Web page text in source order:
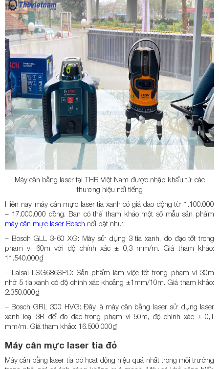
Máy cân bằng laser tại THB Việt Nam được nhập khẩu từ các
thương hiệu nổi tiếng
Hiện nay, máy cân mực laser tia xanh có giá dao động từ 1.100.000
– 17.000.000 đồng. Bạn có thể tham khảo một số mẫu sản phẩm
máy cân mực laser Bosch nổi bật như:
– Bosch GLL 3-60 XG: Máy sử dụng 3 tia xanh, đo đạc tốt trong
phạm vi 60m với độ chính xác ± 0,3 mm/m. Giá tham khảo:
11.540.000₫
– Laisai LSG686SPD: Sản phẩm làm việc tốt trong phạm vi 30m
nhờ 5 tia xanh có độ chính xác khoảng ±1mm/10m. Giá tham khảo:
2.350.000₫
– Bosch GRL 300 HVG: Đây là máy cân bằng laser sử dụng laser
xanh loại 3R để đo đạc trong phạm vi 50m, độ chính xác ± 0,1
mm/m. Giá tham khảo: 16.500.000₫
Máy cân mực laser tia đỏ
Máy cân bằng laser tia đỏ hoạt động hiệu quả nhất trong môi trường